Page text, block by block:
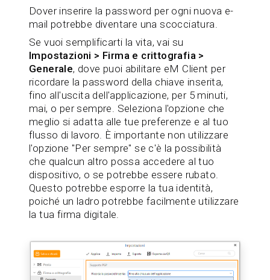
Dover inserire la password per ogni nuova e-
mail potrebbe diventare una scocciatura.
Se vuoi semplificarti la vita, vai su
Impostazioni > Firma e crittografia >
Generale, dove puoi abilitare eM Client per
ricordare la password della chiave inserita,
fino all'uscita dell'applicazione, per 5 minuti,
mai, o per sempre. Seleziona l'opzione che
meglio si adatta alle tue preferenze e al tuo
flusso di lavoro. È importante non utilizzare
l'opzione "Per sempre" se c'è la possibilità
che qualcun altro possa accedere al tuo
dispositivo, o se potrebbe essere rubato.
Questo potrebbe esporre la tua identità,
poiché un ladro potrebbe facilmente utilizzare
la tua firma digitale.